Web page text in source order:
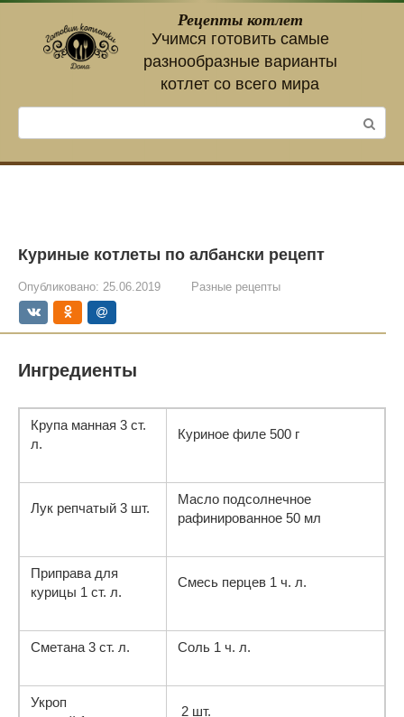
контенту
Рецепты котлет
Учимся готовить самые
разнообразные варианты
котлет со всего мира
Куриные котлеты по албански рецепт
Опубликовано: 25.06.2019 Разные рецепты
Ингредиенты
Крупа манная 3 ст.
л.
Куриное филе 500 г
Лук репчатый 3 шт.
Масло подсолнечное
рафинированное 50 мл
Приправа для
курицы 1 ст. л.
Смесь перцев 1 ч. л.
Сметана 3 ст. л. Соль 1 ч. л.
Укроп
2 шт.